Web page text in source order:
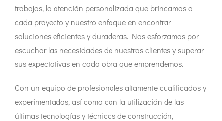
trabajos, la atención personalizada que brindamos a
cada proyecto y nuestro enfoque en encontrar
soluciones eficientes y duraderas. Nos esforzamos por
escuchar las necesidades de nuestros clientes y superar
sus expectativas en cada obra que emprendemos.
Con un equipo de profesionales altamente cualificados y
experimentados, así como con la utilización de las
últimas tecnologías y técnicas de construcción,